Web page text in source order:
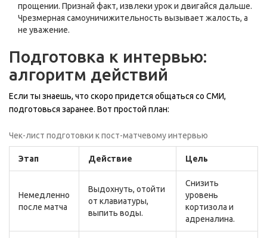
прощении. Признай факт, извлеки урок и двигайся дальше.
Чрезмерная самоуничижительность вызывает жалость, а
не уважение.
Подготовка к интервью:
алгоритм действий
Если ты знаешь, что скоро придется общаться со СМИ,
подготовься заранее. Вот простой план:
Чек-лист подготовки к пост-матчевому интервью
Этап Действие Цель
Немедленно
после матча
Выдохнуть, отойти
от клавиатуры,
выпить воды.
Снизить
уровень
кортизола и
адреналина.